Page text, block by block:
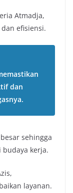
Atmadja,
efisiensi.
dan
sehingga
kerja.
layanan.